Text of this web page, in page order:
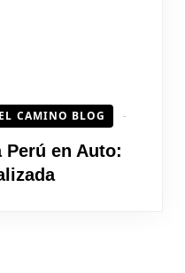
CAMINO BLOG
Perú en Auto: